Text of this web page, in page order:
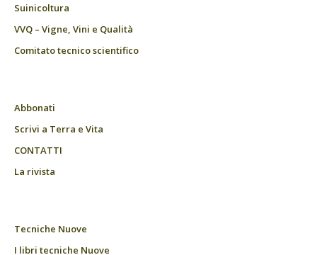
Suinicoltura
VVQ – Vigne, Vini e Qualità
Comitato tecnico scientifico
Abbonati
Scrivi a Terra e Vita
CONTATTI
La rivista
Tecniche Nuove
I libri tecniche Nuove